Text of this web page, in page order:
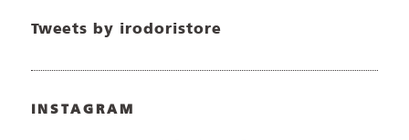
Tweets by irodoristore
INSTAGRAM